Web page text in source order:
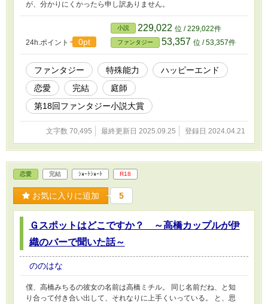
が、分かりにくかったら申し訳ありません。
24h.ポイント 0pt
小説 229,022 位 / 229,022件
ファンタジー 53,357 位 / 53,357件
ファンタジー 特殊能力
ハッピーエンド
恋愛
完結
庭師
第18回ファンタジー小説大賞
文字数 70,495 最終更新日 2025.09.25 登録日 2024.04.21
恋愛 完結 ｼｮｰﾄｼｮｰﾄ R18
お気に入りに追加 5
Ｇスポットはどこですか？ ～高橋カップルが伊
織のバーで聞いた話～
ののはな
僕、高橋みちるの彼女の名前は高橋ミチル。 同じ名前だね、と知
り合って付き合い出して、それなりに上手くいっている。 と、思